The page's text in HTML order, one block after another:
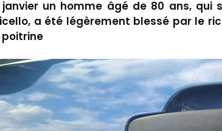
janvier un homme âgé de 80 ans, qui
a été légèrement blessé par le